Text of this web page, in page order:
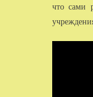
что сами